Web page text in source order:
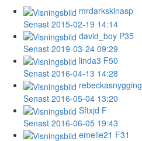
mrdarkskinasp
Senast 2015-02-19 14:14
david_boy P35
Senast 2019-03-24 09:29
linda3 F50
Senast 2016-04-13 14:28
rebeckasnygging
Senast 2016-05-04 13:20
Sftxjd F
Senast 2016-06-05 19:43
emelie21 F31